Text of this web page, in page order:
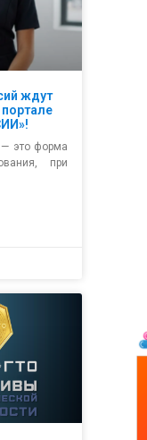
ждут
— это форма
при